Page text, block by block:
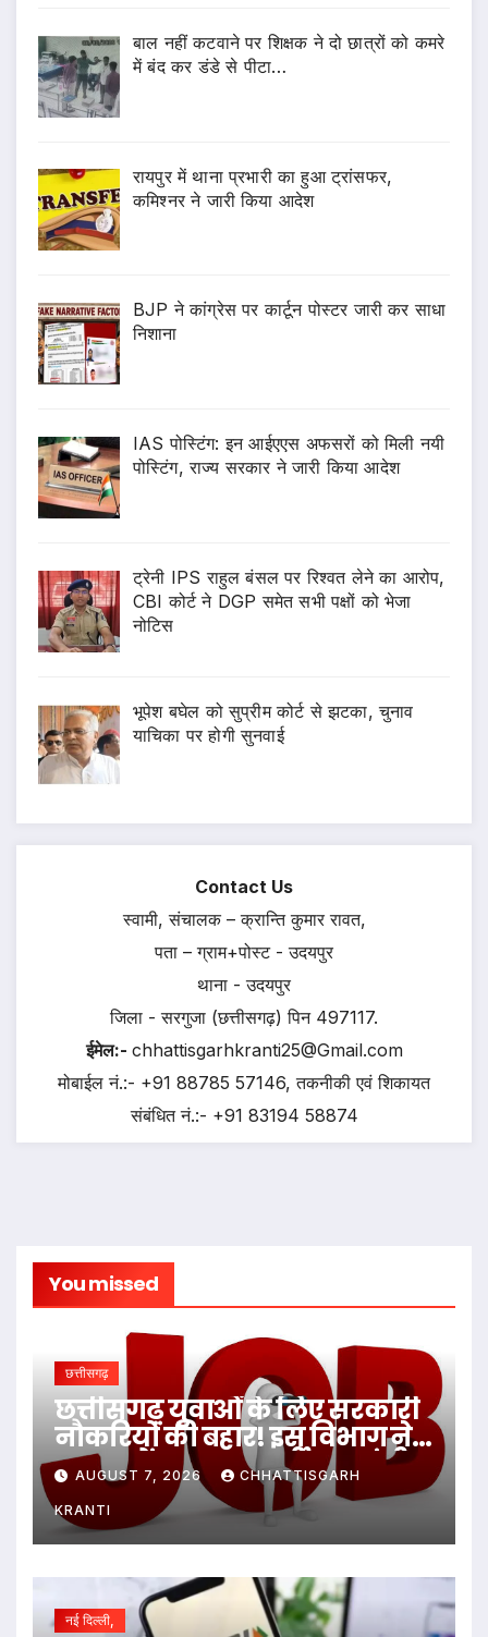
बाल नहीं कटवाने पर शिक्षक ने दो छात्रों को कमरे
में बंद कर डंडे से पीटा…
रायपुर में थाना प्रभारी का हुआ ट्रांसफर,
कमिश्नर ने जारी किया आदेश
BJP ने कांग्रेस पर कार्टून पोस्टर जारी कर साधा
निशाना
IAS पोस्टिंग: इन आईएएस अफसरों को मिली नयी
पोस्टिंग, राज्य सरकार ने जारी किया आदेश
ट्रेनी IPS राहुल बंसल पर रिश्वत लेने का आरोप,
CBI कोर्ट ने DGP समेत सभी पक्षों को भेजा
नोटिस
भूपेश बघेल को सुप्रीम कोर्ट से झटका, चुनाव
याचिका पर होगी सुनवाई
Contact Us
स्वामी, संचालक – क्रान्ति कुमार रावत,
पता – ग्राम+पोस्ट - उदयपुर
थाना - उदयपुर
जिला - सरगुजा (छत्तीसगढ़) पिन 497117.
ईमेल:- chhattisgarhkranti25@Gmail.com
मोबाईल नं.:- +91 88785 57146, तकनीकी एवं शिकायत
संबंधित नं.:- +91 83194 58874
You missed
छत्तीसगढ़
छत्तीसगढ़ युवाओं के लिए सरकारी
नौकरियों की बहार! इस विभाग ने
1235 पदों पर बम्पर भर्ती, डाटा एंट्री
ऑपरेटर के ही 400 पद…
AUGUST 7, 2026 CHHATTISGARH
KRANTI
नई दिल्ली,